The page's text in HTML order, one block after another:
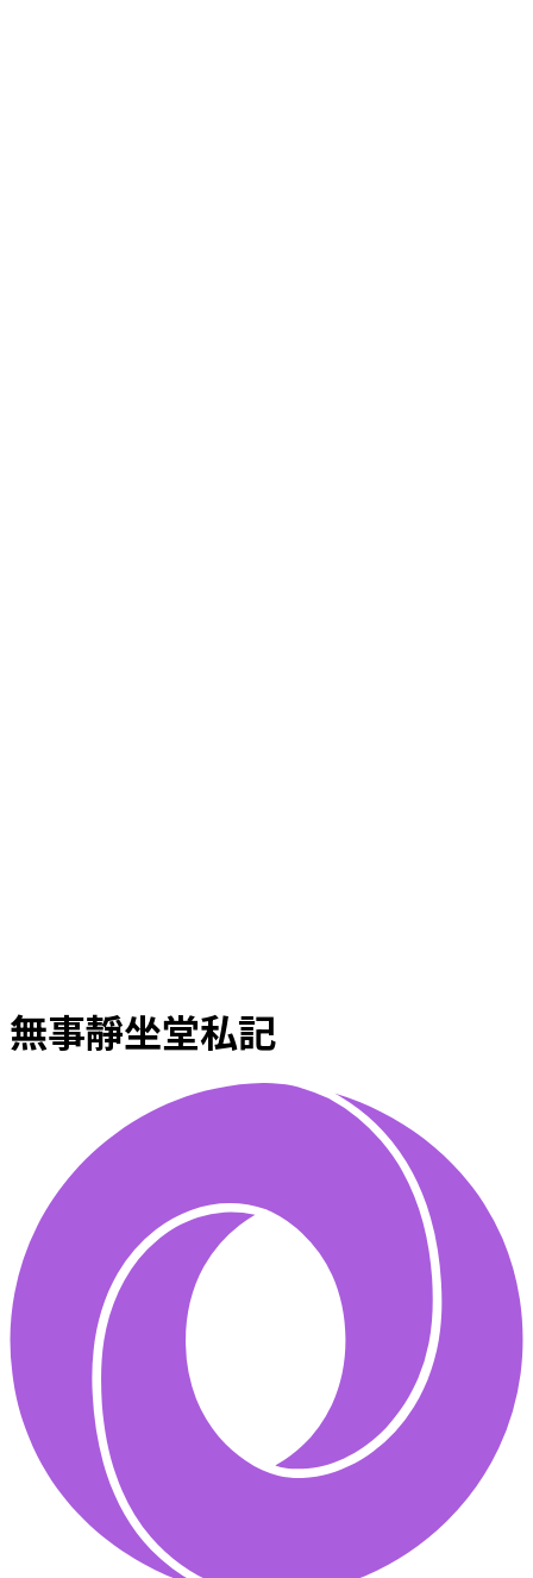
無事靜坐堂私記